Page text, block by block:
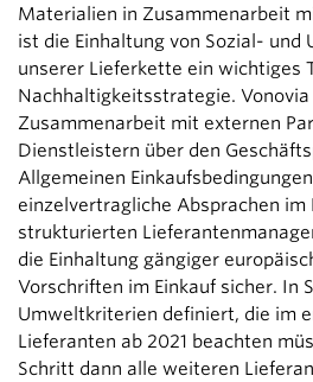
Materialien in Zusammenarbeit
ist die Einhaltung von Sozial- und
unserer Lieferkette ein wichtiges
Nachhaltigkeitsstrategie.
Zusammenarbeit mit externen
Dienstleistern über den
Allgemeinen
einzelvertragliche Absprachen im
strukturierten
die Einhaltung gängiger
Vorschriften im Einkauf sicher. In
Umweltkriterien definiert, die im
Lieferanten ab 2021 beachten
Schritt dann alle weiteren